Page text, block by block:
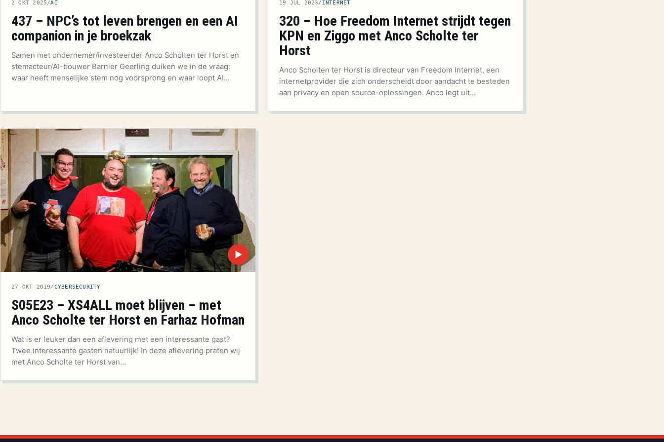
2 OKT 2025/AI
437 – NPC’s tot leven brengen en een AI
companion in je broekzak
Samen met ondernemer/investeerder Anco Scholten ter Horst en
stemacteur/AI-bouwer Barnier Geerling duiken we in de vraag:
waar heeft menselijke stem nog voorsprong en waar loopt AI…
19 JUL 2023/ INTERNET
320 – Hoe Freedom Internet strijdt tegen
KPN en Ziggo met Anco Scholte ter
Horst
Anco Scholten ter Horst is directeur van Freedom Internet, een
internetprovider die zich onderscheidt door aandacht te besteden
aan privacy en open source-oplossingen. Anco legt uit…
▶
27 OKT 2019/CYBERSECURITY
S05E23 – XS4ALL moet blijven – met
Anco Scholte ter Horst en Farhaz Hofman
Wat is er leuker dan een aflevering met een interessante gast?
Twee interessante gasten natuurlijk! In deze aflevering praten wij
met Anco Scholte ter Horst van…